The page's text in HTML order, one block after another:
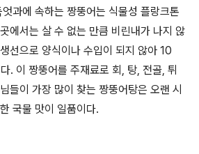
과에 속하는 짱뚱어는 식물성 플랑크톤
에서는 살 수 없는 만큼 비린내가 나지 않
선으로 양식이나 수입이 되지 않아 10
. 이 짱뚱어를 주재료로 회, 탕, 전골, 튀
들이 가장 많이 찾는 짱뚱어탕은 오랜 시
국물 맛이 일품이다.